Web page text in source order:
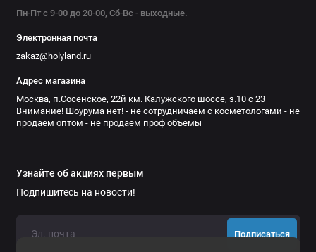
Пн-Пт с 9-00 до 20-00, Сб-Вс - выходные.
Электронная почта
zakaz@holyland.ru
Адрес магазина
Москва, п.Сосенское, 22й км. Калужского шоссе, з.10 с 23
Внимание! Шоурума нет! - не сотрудничаем с косметологами - не
продаем оптом - не продаем проф объемы
Узнайте об акциях первым
Подпишитесь на новости!
Подписаться